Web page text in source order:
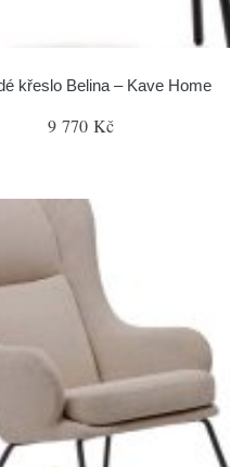
křeslo Belina – Kave Home
9 770 Kč